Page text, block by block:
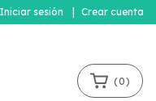
Iniciar sesión Crear cuenta
(0)